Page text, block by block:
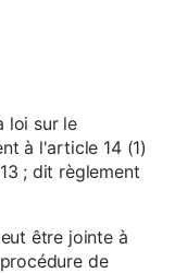
loi sur le
à l'article 14 (1)
; dit règlement
être jointe à
de